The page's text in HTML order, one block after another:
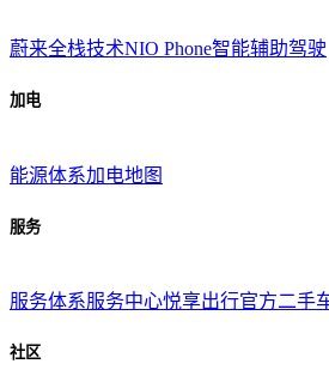
蔚来全栈技术NIO Phone智能辅助驾驶
加电
能源体系加电地图
服务
服务体系服务中心悦享出行官方二手
社区